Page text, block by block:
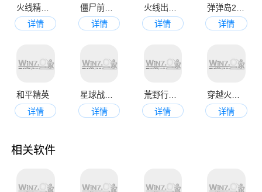
火线精英官方版
详情
僵尸前线4正版
详情
详情
详情
和平精英
详情
星球战机大作战
详情
荒野行动正版
详情
穿越火线枪战王者正版
详情
相关软件